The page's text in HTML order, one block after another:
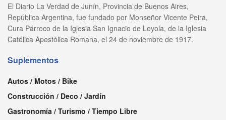
El Diario La Verdad de Junín, Provincia de Buenos Aires,
República Argentina, fue fundado por Monseñor Vicente Peira,
Cura Párroco de la Iglesia San Ignacio de Loyola, de la Iglesia
Católica Apostólica Romana, el 24 de noviembre de 1917.
Suplementos
Autos / Motos / Bike
Construcción / Deco / Jardín
Gastronomía / Turismo / Tiempo Libre